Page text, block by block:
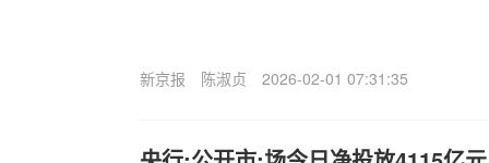
新京报 陈淑贞 2026-02-01 07:31:35